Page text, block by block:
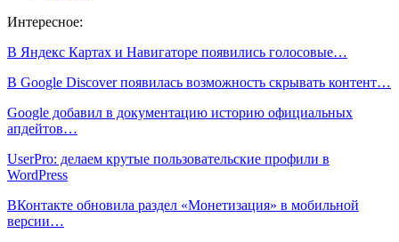
Интересное:
В Яндекс Картах и Навигаторе появились голосовые…
В Google Discover появилась возможность скрывать контент…
​​Google добавил в документацию историю официальных
апдейтов…
UserPro: делаем крутые пользовательские профили в
WordPress
ВКонтакте обновила раздел «Монетизация» в мобильной
версии…